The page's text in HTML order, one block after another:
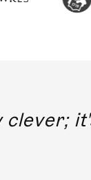
clever;